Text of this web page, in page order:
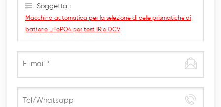
Soggetta :
Macchina automatica per la selezione di celle prismatiche di
batterie LiFePO4 per test IR e OCV